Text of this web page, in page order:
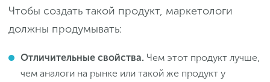
Чтобы создать такой продукт, маркетологи
должны продумывать:
Отличительные свойства. Чем этот продукт лучше,
чем аналоги на рынке или такой же продукт у